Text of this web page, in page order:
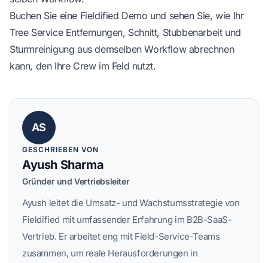
Buchen Sie eine Fieldified Demo und sehen Sie, wie Ihr
Tree Service Entfernungen, Schnitt, Stubbenarbeit und
Sturmreinigung aus demselben Workflow abrechnen
kann, den Ihre Crew im Feld nutzt.
AS
GESCHRIEBEN VON
Ayush Sharma
Gründer und Vertriebsleiter
Ayush leitet die Umsatz- und Wachstumsstrategie von
Fieldified mit umfassender Erfahrung im B2B-SaaS-
Vertrieb. Er arbeitet eng mit Field-Service-Teams
zusammen, um reale Herausforderungen in